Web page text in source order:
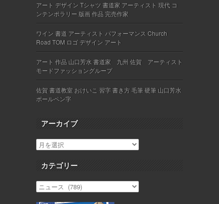
アート デザイン Tシャツ 書道家 アーティスト 現代 コ
ンテンポラリー 版画 作品 完売作家
ワイン 書道 アーティスト パフォーマンス Church
Road TOM ロゴ デザイン アート
アート 作品 山口芳水 書道家 九州 佐賀 アーティスト
モードファッショングループ
佐賀 書道教室 おけいこ 習字 書き方 毛筆 硬筆 山口芳水
ボールペン字
アーカイブ
カテゴリー